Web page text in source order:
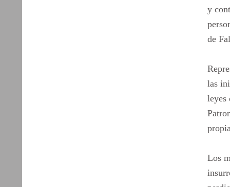
y
de
las
leyes
Los